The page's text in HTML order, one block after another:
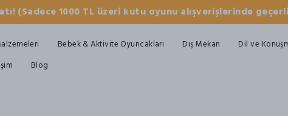
(Sadece 1000 TL üzeri kutu oyunu alışverişlerinde
Bebek & Aktivite Oyuncakları Dış Mekan Dil ve
Blog